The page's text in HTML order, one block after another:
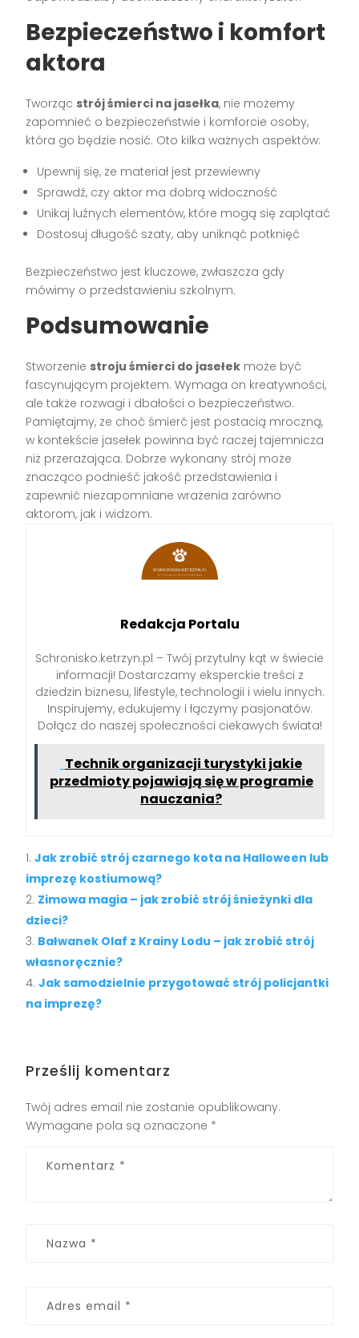
Bezpieczeństwo i komfort
aktora
Tworząc strój śmierci na jasełka, nie możemy
zapomnieć o bezpieczeństwie i komforcie osoby,
która go będzie nosić. Oto kilka ważnych aspektów:
Upewnij się, że materiał jest przewiewny
Sprawdź, czy aktor ma dobrą widoczność
Unikaj luźnych elementów, które mogą się zaplątać
Dostosuj długość szaty, aby uniknąć potknięć
Bezpieczeństwo jest kluczowe, zwłaszcza gdy
mówimy o przedstawieniu szkolnym.
Podsumowanie
Stworzenie stroju śmierci do jasełek może być
fascynującym projektem. Wymaga on kreatywności,
ale także rozwagi i dbałości o bezpieczeństwo.
Pamiętajmy, że choć śmierć jest postacią mroczną,
w kontekście jasełek powinna być raczej tajemnicza
niż przerażająca. Dobrze wykonany strój może
znacząco podnieść jakość przedstawienia i
zapewnić niezapomniane wrażenia zarówno
aktorom, jak i widzom.
Redakcja Portalu
Schronisko.ketrzyn.pl – Twój przytulny kąt w świecie
informacji! Dostarczamy eksperckie treści z
dziedzin biznesu, lifestyle, technologii i wielu innych.
Inspirujemy, edukujemy i łączymy pasjonatów.
Dołącz do naszej społeczności ciekawych świata!
Technik organizacji turystyki jakie
przedmioty pojawiają się w programie
nauczania?
Jak zrobić strój czarnego kota na Halloween lub
imprezę kostiumową?
Zimowa magia – jak zrobić strój śnieżynki dla
dzieci?
Bałwanek Olaf z Krainy Lodu – jak zrobić strój
własnoręcznie?
Jak samodzielnie przygotować strój policjantki
na imprezę?
Prześlij komentarz
Twój adres email nie zostanie opublikowany.
Wymagane pola są oznaczone *